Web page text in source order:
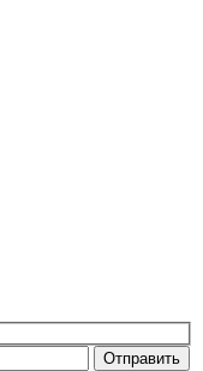
Отправить